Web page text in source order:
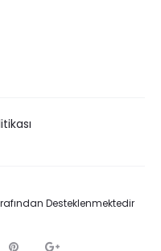
Desteklenmektedir
P G